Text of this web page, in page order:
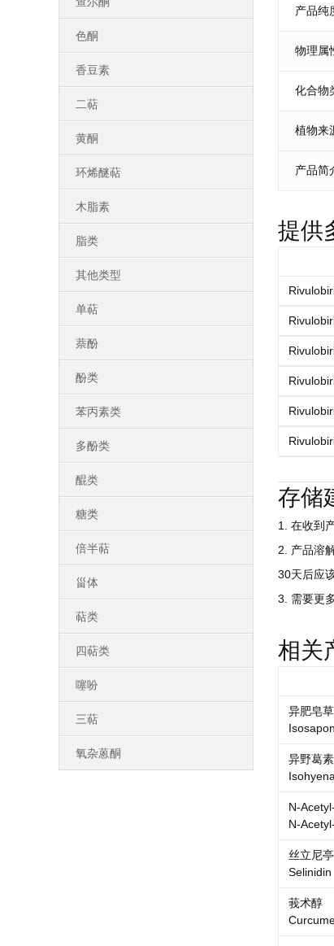
色酮
香豆素
二萜
黄酮
环烯醚萜
木脂素
脂类
其他类型
单萜
萘酚
酚类
苯丙素类
多酚类
醌类
糖类
倍半萜
甾体
萜类
四萜类
噻吩
三萜
氧杂蒽酮
产品纯
物理属
化合物
植物来
产品简
提供
存储
1. 在收到
2. 产品溶
30天后应
3. 需要更
相关
异肥皂
异野葛素
N-
N-
丝立尼亭
Selinidin
莪术醇